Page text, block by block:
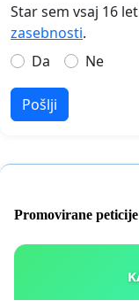
Star sem vsaj 16
zasebnosti.
Da
Ne
Pošlji
Promovirane